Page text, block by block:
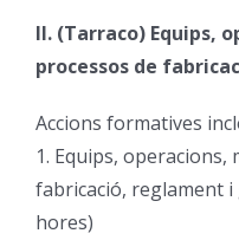
II. (Tarraco) Equips,
processos de
Accions formatives
1. Equips, operacions,
fabricació, reglament
hores)